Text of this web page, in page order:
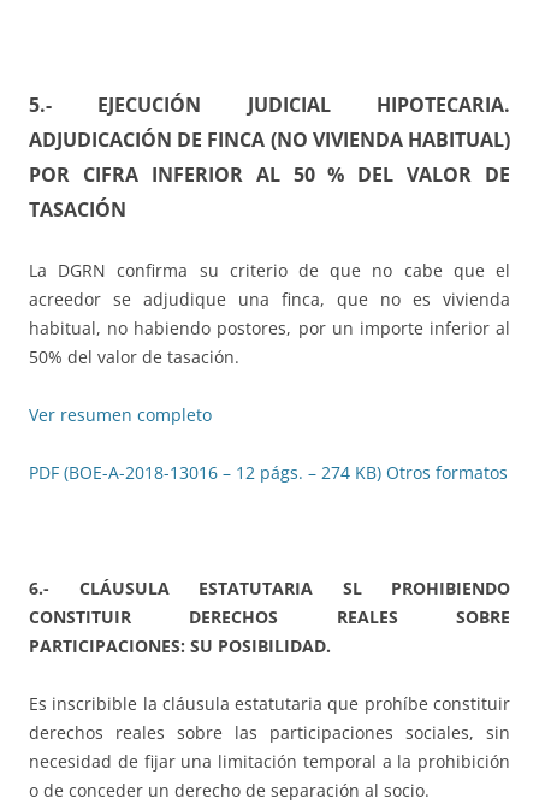
5.- EJECUCIÓN JUDICIAL HIPOTECARIA.
ADJUDICACIÓN DE FINCA (NO VIVIENDA HABITUAL)
POR CIFRA INFERIOR AL 50 % DEL VALOR DE
TASACIÓN
La DGRN confirma su criterio de que no cabe que el
acreedor se adjudique una finca, que no es vivienda
habitual, no habiendo postores, por un importe inferior al
50% del valor de tasación.
Ver resumen completo
PDF (BOE-A-2018-13016 – 12 págs. – 274 KB) Otros formatos
6.- CLÁUSULA ESTATUTARIA SL PROHIBIENDO
CONSTITUIR DERECHOS REALES SOBRE
PARTICIPACIONES: SU POSIBILIDAD.
Es inscribible la cláusula estatutaria que prohíbe constituir
derechos reales sobre las participaciones sociales, sin
necesidad de fijar una limitación temporal a la prohibición
o de conceder un derecho de separación al socio.